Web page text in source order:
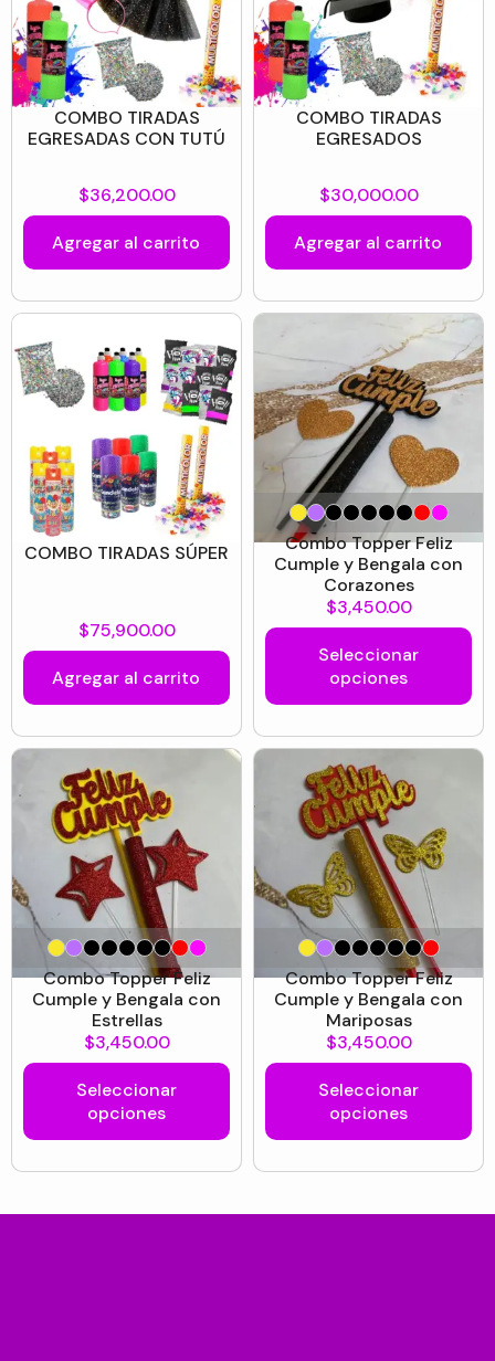
COMBO TIRADAS
EGRESADAS CON TUTÚ
$36,200.00
Agregar al carrito
COMBO TIRADAS
EGRESADOS
$30,000.00
Agregar al carrito
COMBO TIRADAS SÚPER
$75,900.00
Agregar al carrito
Combo Topper Feliz
Cumple y Bengala con
Corazones
$3,450.00
Seleccionar
opciones
Combo Topper Feliz
Cumple y Bengala con
Estrellas
$3,450.00
Seleccionar
opciones
Combo Topper Feliz
Cumple y Bengala con
Mariposas
$3,450.00
Seleccionar
opciones